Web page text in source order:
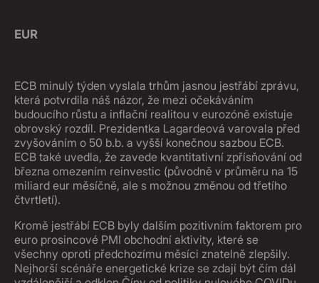
EUR
ECB minulý týden vyslala trhům jasnou jestřábí zprávu,
která potvrdila náš názor, že mezi očekáváním
budoucího růstu a inflační realitou v eurozóně existuje
obrovský rozdíl. Prezidentka Lagardeová varovala před
zvyšováním o 50 b.b. a vyšší konečnou sazbou ECB.
ECB také uvedla, že zavede kvantitativní zpřísňování od
března omezením reinvestic (původně v průměru na 15
miliard eur měsíčně, ale s možnou změnou od třetího
čtvrtletí).
Kromě jestřábí ECB byly dalším pozitivním faktorem pro
euro prosincové PMI obchodní aktivity, které se
všechny oproti předchozímu měsíci znatelně zlepšily.
Nejhorší scénáře energetické krize se zdají být čím dál